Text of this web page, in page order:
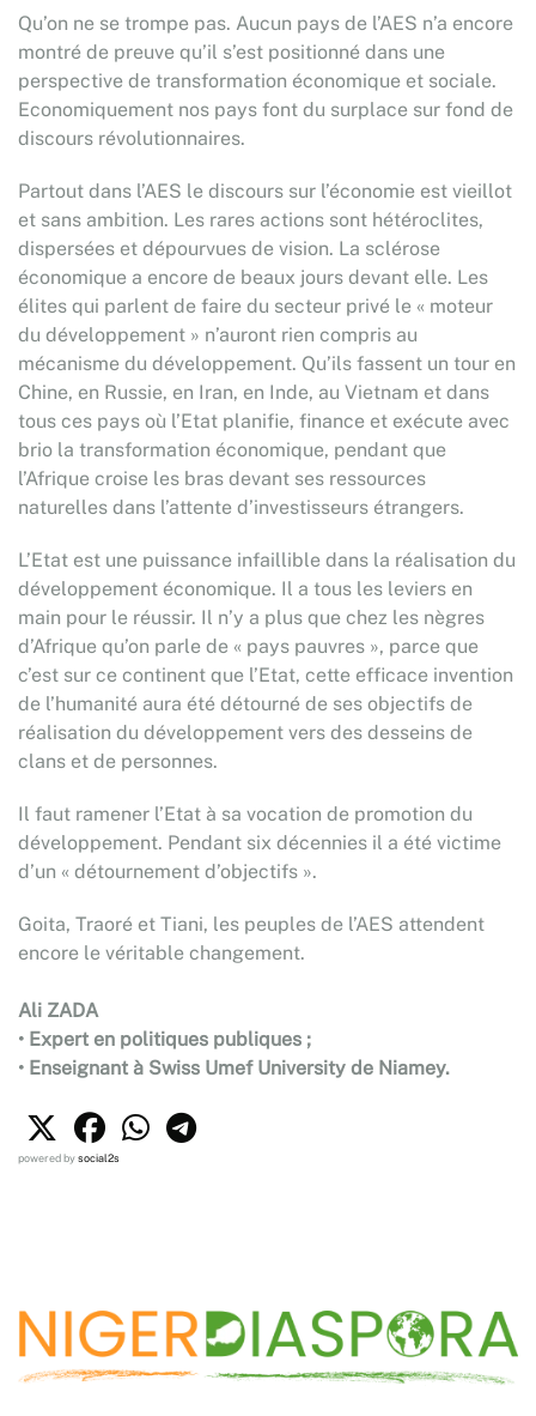
Qu’on ne se trompe pas. Aucun pays de l’AES n’a encore
montré de preuve qu’il s’est positionné dans une
perspective de transformation économique et sociale.
Economiquement nos pays font du surplace sur fond de
discours révolutionnaires.
Partout dans l’AES le discours sur l’économie est vieillot
et sans ambition. Les rares actions sont hétéroclites,
dispersées et dépourvues de vision. La sclérose
économique a encore de beaux jours devant elle. Les
élites qui parlent de faire du secteur privé le « moteur
du développement » n’auront rien compris au
mécanisme du développement. Qu’ils fassent un tour en
Chine, en Russie, en Iran, en Inde, au Vietnam et dans
tous ces pays où l’Etat planifie, finance et exécute avec
brio la transformation économique, pendant que
l’Afrique croise les bras devant ses ressources
naturelles dans l’attente d’investisseurs étrangers.
L’Etat est une puissance infaillible dans la réalisation du
développement économique. Il a tous les leviers en
main pour le réussir. Il n’y a plus que chez les nègres
d’Afrique qu’on parle de « pays pauvres », parce que
c’est sur ce continent que l’Etat, cette efficace invention
de l’humanité aura été détourné de ses objectifs de
réalisation du développement vers des desseins de
clans et de personnes.
Il faut ramener l’Etat à sa vocation de promotion du
développement. Pendant six décennies il a été victime
d’un « détournement d’objectifs ».
Goita, Traoré et Tiani, les peuples de l’AES attendent
encore le véritable changement.
Ali ZADA
• Expert en politiques publiques ;
• Enseignant à Swiss Umef University de Niamey.
powered bysocial2s